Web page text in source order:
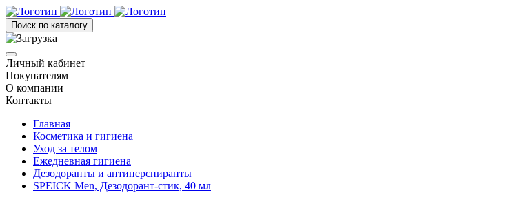
Поиск по каталогу
Личный кабинет
Покупателям
О компании
Контакты
Главная
Косметика и гигиена
Уход за телом
Ежедневная гигиена
Дезодоранты и антиперспиранты
SPEICK Men, Дезодорант-стик, 40 мл